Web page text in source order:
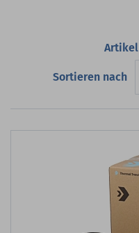
Artikel
Sortieren nach